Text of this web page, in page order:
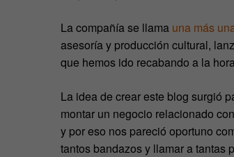
La compañía se llama una más
asesoría y producción cultural,
que hemos ido recabando a la
La idea de crear este blog surgió
montar un negocio relacionado
y por eso nos pareció oportuno
tantos bandazos y llamar a tantas